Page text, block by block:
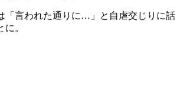
「言われた通りに…」と自虐交じりに話
。